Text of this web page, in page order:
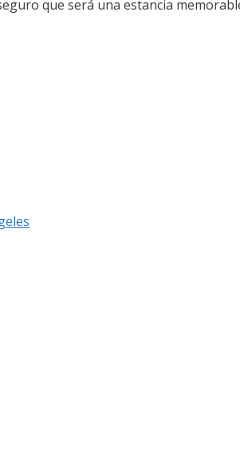
que será una estancia